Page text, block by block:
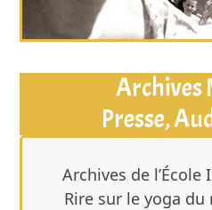
Archives
Presse,
Archives de
Rire sur le yoga du